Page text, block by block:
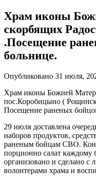
Храм иконы
скорбящих
.Посещение
больнице.
Опубликовано 31 июля,
Храм иконы Божией
пос.Коробицыно (
Посещение раненых
29 июля доставлена
наборов продуктов,
раненым бойцам СВО.
порционно салат
организовано и сделано
волонтерами храма и